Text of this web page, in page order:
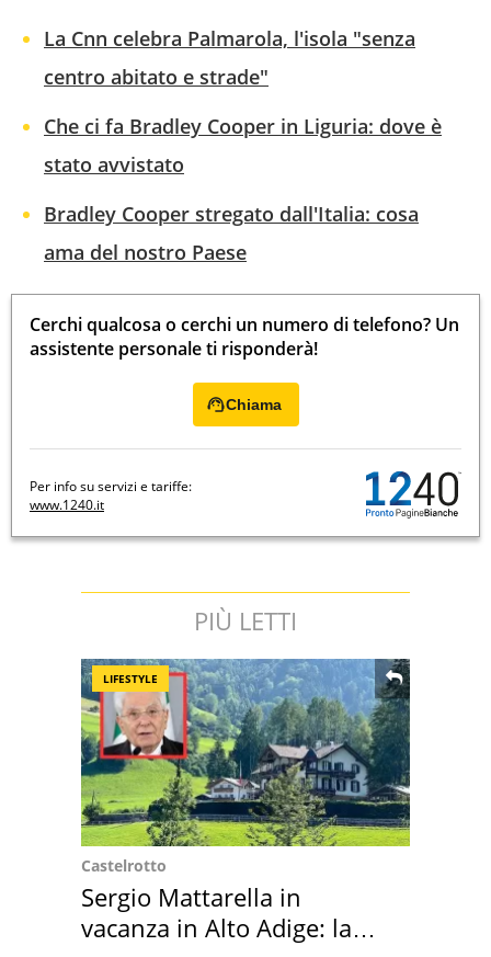
La Cnn celebra Palmarola, l'isola "senza
centro abitato e strade"
Che ci fa Bradley Cooper in Liguria: dove è
stato avvistato
Bradley Cooper stregato dall'Italia: cosa
ama del nostro Paese
Cerchi qualcosa o cerchi un numero di telefono? Un
assistente personale ti risponderà!
Chiama
Per info su servizi e tariffe:
www.1240.it
PIÙ LETTI
LIFESTYLE
Castelrotto
Sergio Mattarella in
vacanza in Alto Adige: la